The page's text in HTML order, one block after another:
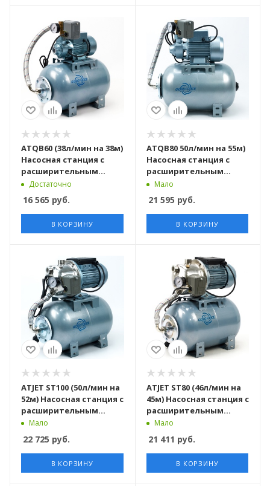
ATQB60 (38л/мин на 38м)
Насосная станция c
расширительным
баком, комплект
сальник и воронка
Достаточно
16 565 руб.
В КОРЗИНУ
ATQB80 50л/мин на 55м)
Насосная станция c
расширительным
баком, комплект
сальник и воронка
Мало
21 595 руб.
В КОРЗИНУ
ATJET ST100 (50л/мин на
52м) Насосная станция c
расширительным
баком, комплект
сальник и воронка
Мало
22 725 руб.
В КОРЗИНУ
ATJET ST80 (46л/мин на
45м) Насосная станция c
расширительным
баком, комплект
сальник и воронка
Мало
21 411 руб.
В КОРЗИНУ